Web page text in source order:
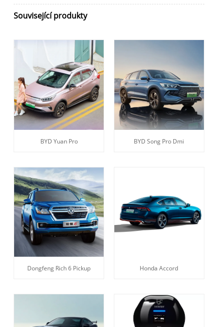
Související produkty
BYD Yuan Pro BYD Song Pro Dmi
Dongfeng Rich 6 Pickup Honda Accord